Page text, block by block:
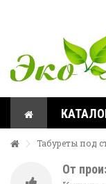
Табуреты под
От